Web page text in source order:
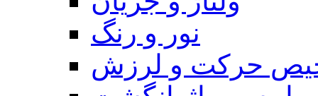
نور و رنگ
حرکت و لرزش